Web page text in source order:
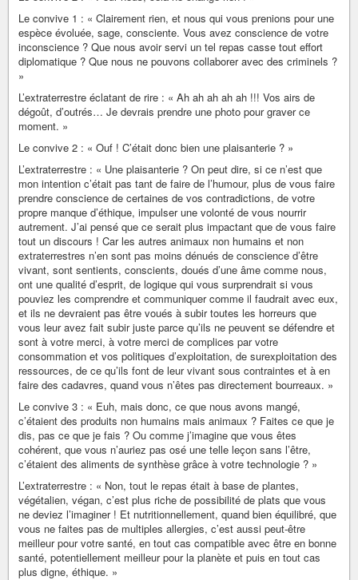
Le convive 1 : « Clairement rien, et nous qui vous prenions pour une
espèce évoluée, sage, consciente. Vous avez conscience de votre
inconscience ? Que nous avoir servi un tel repas casse tout effort
diplomatique ? Que nous ne pouvons collaborer avec des criminels ?
»
L’extraterrestre éclatant de rire : « Ah ah ah ah ah !!! Vos airs de
dégoût, d’outrés… Je devrais prendre une photo pour graver ce
moment. »
Le convive 2 : « Ouf ! C’était donc bien une plaisanterie ? »
L’extraterrestre : « Une plaisanterie ? On peut dire, si ce n’est que
mon intention c’était pas tant de faire de l’humour, plus de vous faire
prendre conscience de certaines de vos contradictions, de votre
propre manque d’éthique, impulser une volonté de vous nourrir
autrement. J’ai pensé que ce serait plus impactant que de vous faire
tout un discours ! Car les autres animaux non humains et non
extraterrestres n’en sont pas moins dénués de conscience d’être
vivant, sont sentients, conscients, doués d’une âme comme nous,
ont une qualité d’esprit, de logique qui vous surprendrait si vous
pouviez les comprendre et communiquer comme il faudrait avec eux,
et ils ne devraient pas être voués à subir toutes les horreurs que
vous leur avez fait subir juste parce qu’ils ne peuvent se défendre et
sont à votre merci, à votre merci de complices par votre
consommation et vos politiques d’exploitation, de surexploitation des
ressources, de ce qu’ils font de leur vivant sous contraintes et à en
faire des cadavres, quand vous n’êtes pas directement bourreaux. »
Le convive 3 : « Euh, mais donc, ce que nous avons mangé,
c’étaient des produits non humains mais animaux ? Faites ce que je
dis, pas ce que je fais ? Ou comme j’imagine que vous êtes
cohérent, que vous n’auriez pas osé une telle leçon sans l’être,
c’étaient des aliments de synthèse grâce à votre technologie ? »
L’extraterrestre : « Non, tout le repas était à base de plantes,
végétalien, végan, c’est plus riche de possibilité de plats que vous
ne deviez l’imaginer ! Et nutritionnellement, quand bien équilibré, que
vous ne faites pas de multiples allergies, c’est aussi peut-être
meilleur pour votre santé, en tout cas compatible avec être en bonne
santé, potentiellement meilleur pour la planète et puis en tout cas
plus digne, éthique. »